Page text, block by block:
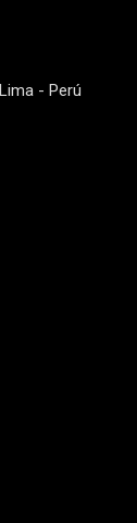
- Perú